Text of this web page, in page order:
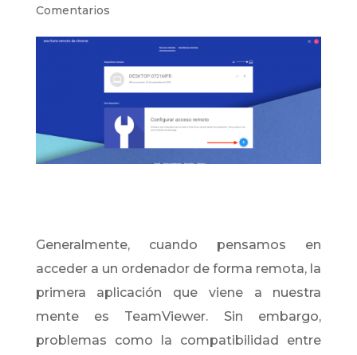
Comentarios
Generalmente, cuando pensamos en
acceder a un ordenador de forma remota, la
primera aplicación que viene a nuestra
mente es TeamViewer. Sin embargo,
problemas como la compatibilidad entre